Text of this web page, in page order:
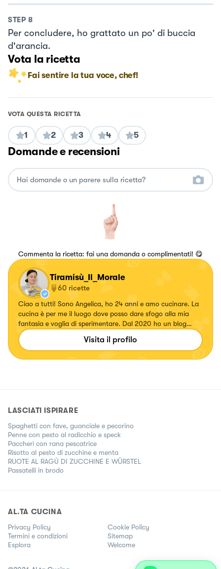
STEP 8
Per concludere, ho grattato un po' di buccia
d'arancia.
Vota la ricetta
Fai sentire la tua voce, chef!
VOTA QUESTA RICETTA
1 2 3 4 5
Domande e recensioni
Commenta la ricetta: fai una domanda o complimentati! 😋
Tiramisù_Il_Morale
60 ricette
Ciao a tutti! Sono Angelica, ho 24 anni e amo cucinare. La
cucina è per me il luogo dove posso dare sfogo alla mia
fantasia e voglia di sperimentare. Dal 2020 ho un blog
“Tiramisù il Morale” in cui pubblico tutte le ricette gluten &
dairy free, anche in versione normale (sì gestisco una
Visita il profilo
LASCIATI ISPIRARE
Spaghetti con fave, guanciale e pecorino
Penne con pesto al radicchio e speck
Paccheri con rana pescatrice
Risotto al pesto di zucchine e menta
RUOTE AL RAGÙ DI ZUCCHINE E WÜRSTEL
Passatelli in brodo
AL.TA CUCINA
Privacy Policy
Cookie Policy
Termini e condizioni
Sitemap
Esplora
Welcome